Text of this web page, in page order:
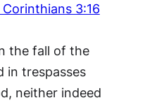
Corinthians 3:16
the fall of the
in trespasses
neither indeed